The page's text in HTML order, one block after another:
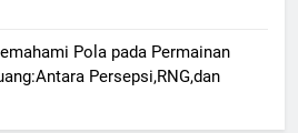
Pola pada Permainan
Persepsi,RNG,dan